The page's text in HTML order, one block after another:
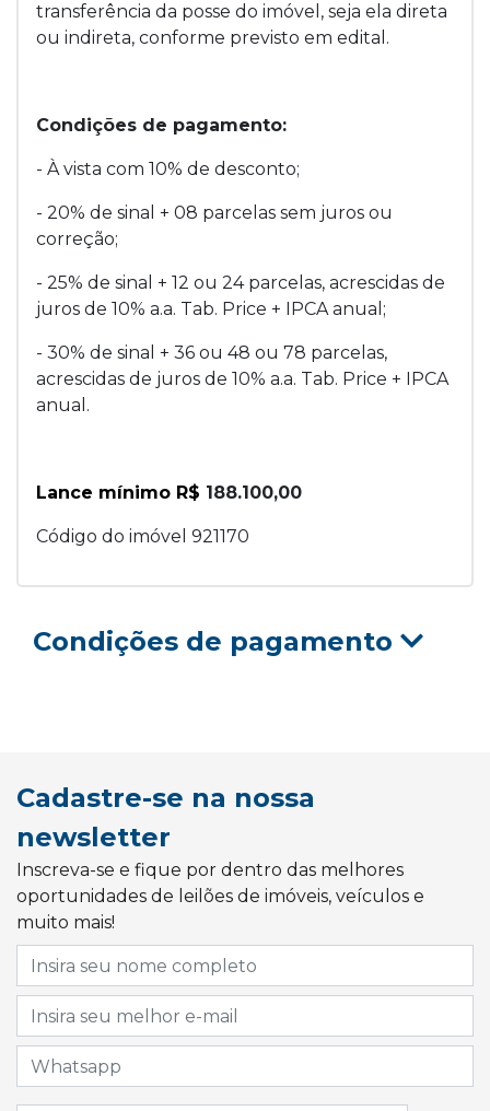
transferência da posse do imóvel, seja ela direta
ou indireta, conforme previsto em edital.
Condições de pagamento:
- À vista com 10% de desconto;
- 20% de sinal + 08 parcelas sem juros ou
correção;
- 25% de sinal + 12 ou 24 parcelas, acrescidas de
juros de 10% a.a. Tab. Price + IPCA anual;
- 30% de sinal + 36 ou 48 ou 78 parcelas,
acrescidas de juros de 10% a.a. Tab. Price + IPCA
anual.
Lance mínimo R$ 188.100,00
Código do imóvel 921170
Condições de pagamento
Cadastre-se na nossa
newsletter
Inscreva-se e fique por dentro das melhores
oportunidades de leilões de imóveis, veículos e
muito mais!